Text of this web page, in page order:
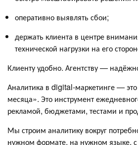
оперативно выявлять сбои;
держать клиента в центре
технической нагрузки на его
Клиенту удобно. Агентству —
Аналитика в digital-маркетинге —
месяца». Это инструмент
рекламой, бюджетами, тестами и
Мы строим аналитику вокруг
нужном формате, на нужном языке,